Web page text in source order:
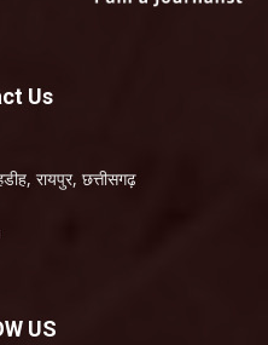
Us
रायपुर, छत्तीसगढ़
US